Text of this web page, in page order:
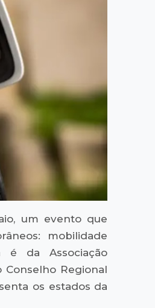
um evento que
mobilidade
é da Associação
Regional
os estados da